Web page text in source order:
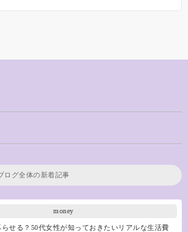
ログ全体の新着記事
money
せる？50代女性が知っておきたいリアルな生活費